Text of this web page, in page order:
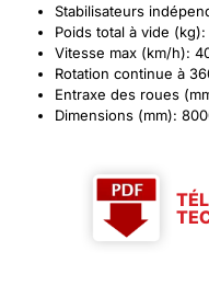
Stabilisateurs
Poids total à vide (kg):
Vitesse max (km/h):
Rotation continue à
Entraxe des roues
Dimensions (mm):